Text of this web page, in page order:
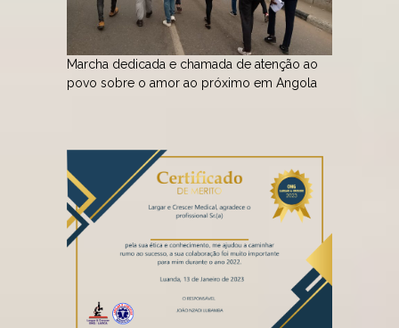
Marcha dedicada e chamada de atenção ao
povo sobre o amor ao próximo em Angola